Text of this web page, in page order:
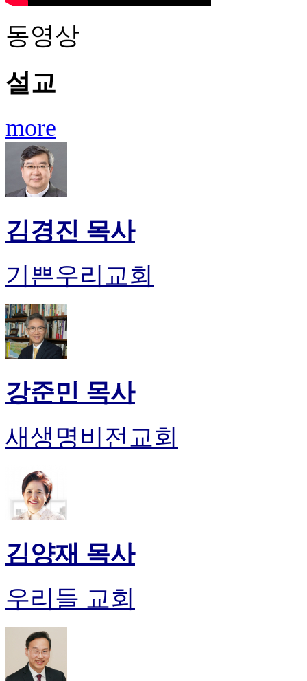
동영상
설교
more
김경진 목사
기쁜우리교회
강준민 목사
새생명비전교회
김양재 목사
우리들 교회